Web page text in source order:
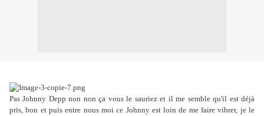
Pas Johnny Depp non non ça vous le sauriez et il me semble qu'il est déjà
pris, bon et puis entre nous moi ce Johnny est loin de me faire vibrer, je le